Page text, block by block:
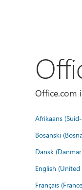
Office.com
Afrikaans
Bosanski
Dansk
English (United
Français